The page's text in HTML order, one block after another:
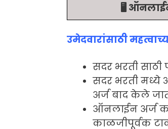
🖥️
उमेदवारांसाठी
सदर भरती साठी
सदर भरती मध्ये
अर्ज बाद केले
ऑनलाईन अर्ज
काळजीपूर्वक